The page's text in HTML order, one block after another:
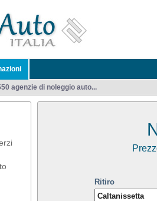
agenzie di noleggio auto...
Ritiro